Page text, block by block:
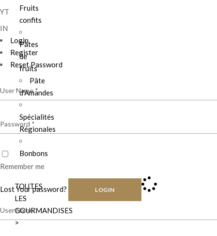
Fruits
confits
Pâtes
de
fruits
Pâte
d'Amandes
Spécialités
Régionales
Bonbons
TOUTES
LES
GOURMANDISES
>
YT
IN
Login
Register
Reset Password
Remember me
Lost Your password? LOGIN